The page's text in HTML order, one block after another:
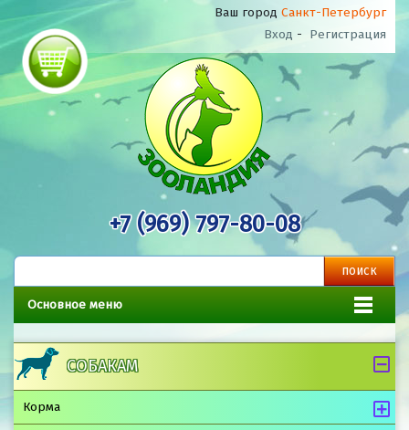
Ваш город Санкт-Петербург
Вход - Регистрация
+7 (969) 797-80-08
Основное меню
СОБАКАМ
Корма